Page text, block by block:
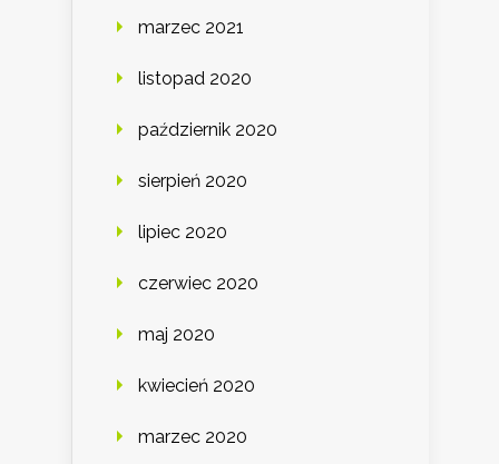
marzec 2021
listopad 2020
październik 2020
sierpień 2020
lipiec 2020
czerwiec 2020
maj 2020
kwiecień 2020
marzec 2020